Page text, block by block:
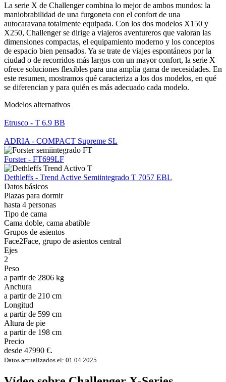
La serie X de Challenger combina lo mejor de ambos mundos: la
maniobrabilidad de una furgoneta con el confort de una
autocaravana totalmente equipada. Con los dos modelos X150 y
X250, Challenger se dirige a viajeros aventureros que valoran las
dimensiones compactas, el equipamiento moderno y los conceptos
de espacio bien pensados. Ya se trate de viajes espontáneos por la
ciudad o de recorridos más largos con un mayor confort, la serie X
ofrece soluciones flexibles para una amplia gama de necesidades. En
este resumen, mostramos qué caracteriza a los dos modelos, en qué
se diferencian y para quién es más adecuado cada modelo.
Modelos alternativos
Etrusco - T 6.9 BB
ADRIA - COMPACT Supreme SL
Forster - FT699LF
Dethleffs - Trend Active Semiintegrado T 7057 EBL
Datos básicos
Plazas para dormir
hasta 4 personas
Tipo de cama
Cama doble, cama abatible
Grupos de asientos
Face2Face, grupo de asientos central
Ejes
2
Peso
a partir de 2806 kg
Anchura
a partir de 210 cm
Longitud
a partir de 599 cm
Altura de pie
a partir de 198 cm
Precio
desde 47990 €.
Datos actualizados el: 01.04.2025